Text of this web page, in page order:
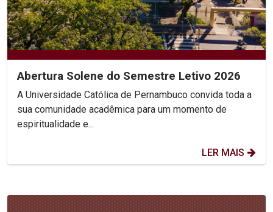
Abertura Solene do Semestre Letivo 2026
A Universidade Católica de Pernambuco convida toda a
sua comunidade acadêmica para um momento de
espiritualidade e...
LER MAIS